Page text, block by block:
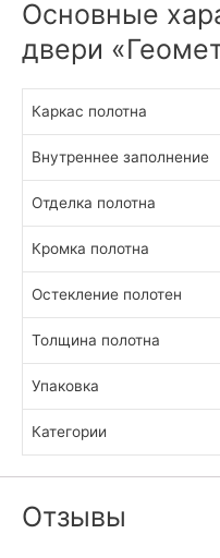
Основные
двери
Каркас полотна
Внутреннее заполнение
Отделка полотна
Кромка полотна
Остекление полотен
Толщина полотна
Упаковка
Категории
Отзывы